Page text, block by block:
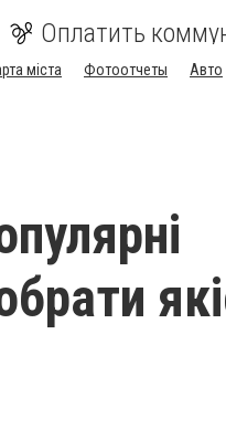
Оплатить
міста Фотоотчеты Авто